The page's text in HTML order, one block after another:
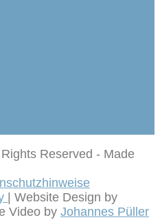
Reserved - Made
| Website Design by
Video by Johannes Püller